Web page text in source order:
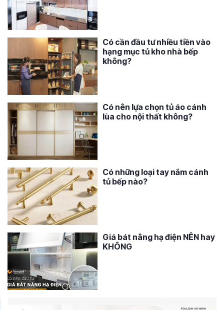
Có cần đầu tư nhiều tiền vào
hạng mục tủ kho nhà bếp
không?
Có nên lựa chọn tủ áo cánh
lùa cho nội thất không?
Có những loại tay nắm cánh
tủ bếp nào?
Giá bát nâng hạ điện NÊN hay
KHÔNG